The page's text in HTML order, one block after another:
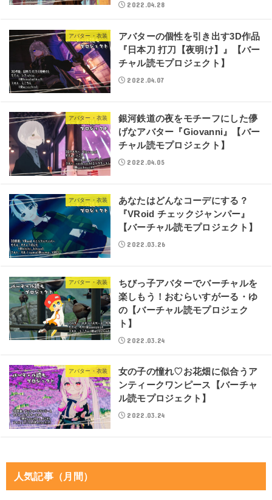
2022.04.28
アバター・衣装
アバターの個性を引き出す3D作品
『日本刀 打刀【夜明け】』【バー
チャル読モプロジェクト】
2022.04.07
アバター・衣装
銀河鉄道の夜をモチーフにした儚
げなアバター『Giovanni』【バー
チャル読モプロジェクト】
2022.04.05
アバター・衣装
あなたはどんなコーデにする？
『VRoid チェックジャンパー』
【バーチャル読モプロジェクト】
2022.03.26
アバター・衣装
ちびっ子アバターでバーチャルを
楽しもう！おむらいすがーる・ゆ
の【バーチャル読モプロジェク
ト】
2022.03.24
アバター・衣装
女の子の憧れ♡お花畑に似合うア
ンティークワンピース【バーチャ
ル読モプロジェクト】
2022.03.24
人気記事（月間）